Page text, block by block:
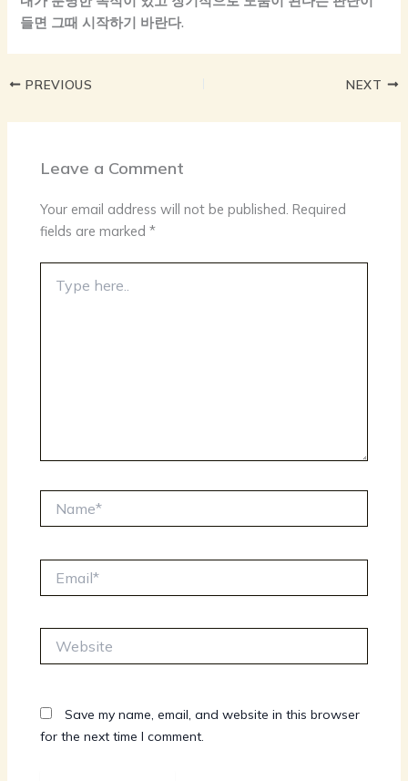
들면 그때 시작하기 바란다.
PREVIOUS NEXT
Leave a Comment
Your email address will not be published. Required
fields are marked*
here..
Save my name, email, and website in this browser
for the next time I comment.